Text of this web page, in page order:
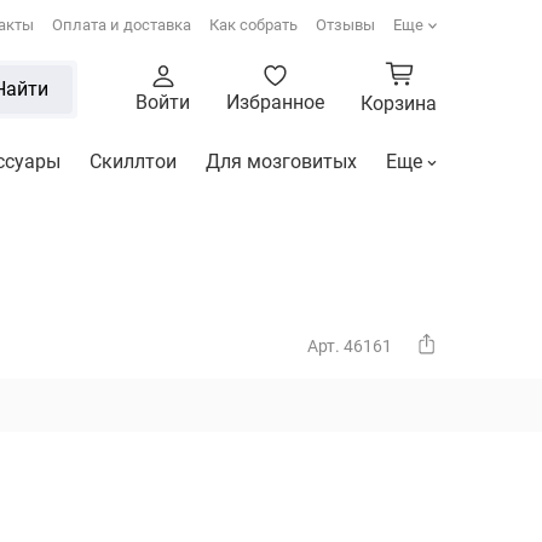
Оплата и доставка Как собрать Отзывы Еще
Войти Избранное Корзина
Скиллтои Для мозговитых Еще
Арт. 46161